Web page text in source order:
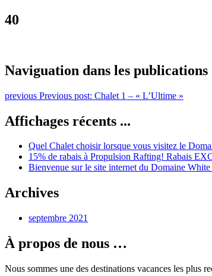
40
Naviguation dans les publications
previous Previous post: Chalet 1 – « L’Ultime »
Affichages récents ...
Quel Chalet choisir lorsque vous visitez le
15% de rabais à Propulsion Rafting! Rabais
Bienvenue sur le site internet du Domaine
Archives
septembre 2021
À propos de nous …
Nous sommes une des destinations vacances les plus